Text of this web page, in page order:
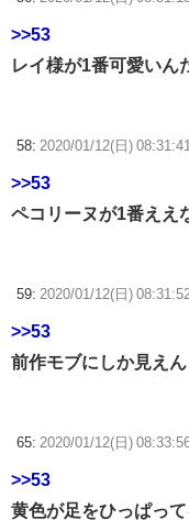
>>53
レイ様が1番可愛いん
58: 2020/01/12(日)
>>53
ペコリーヌが1番ええ
59: 2020/01/12(日)
>>53
前作モブにしか見えん
65: 2020/01/12(日)
>>53
黄色が足をひっぱっ